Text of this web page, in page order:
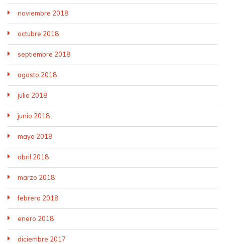
noviembre 2018
octubre 2018
septiembre 2018
agosto 2018
julio 2018
junio 2018
mayo 2018
abril 2018
marzo 2018
febrero 2018
enero 2018
diciembre 2017